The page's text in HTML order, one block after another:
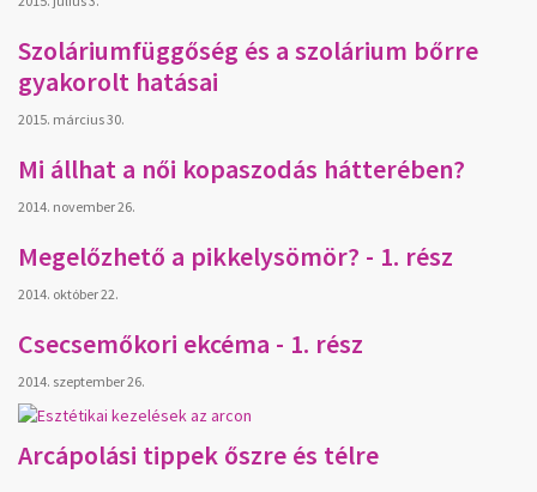
Szoláriumfüggőség és a szolárium bőrre
gyakorolt hatásai
2015. március 30.
Mi állhat a női kopaszodás hátterében?
2014. november 26.
Megelőzhető a pikkelysömör? - 1. rész
2014. október 22.
Csecsemőkori ekcéma - 1. rész
2014. szeptember 26.
Arcápolási tippek őszre és télre